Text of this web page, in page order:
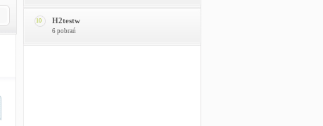
10 H2testw
6 pobrań